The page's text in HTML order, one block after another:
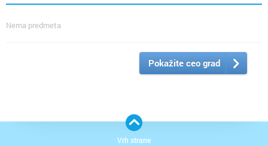
Nema predmeta
Pokažite ceo grad
Vrh strane